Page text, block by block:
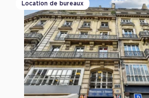
Location de bureaux